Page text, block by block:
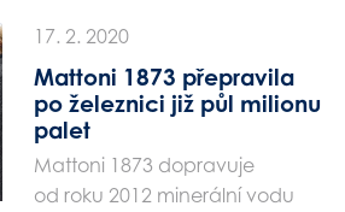
17. 2. 2020
Mattoni 1873 přepravila
po železnici již půl milionu
palet
Mattoni 1873 dopravuje
od roku 2012 minerální vodu